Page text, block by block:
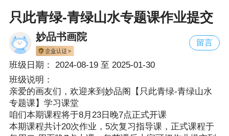
只此青绿-青绿山水专题课作业提交
妙品书画院
留言
班级日期： 2024-08-19至 2025-01-30
班级说明：
亲爱的画友们，欢迎来到妙品阁【只此青绿-青绿山水
专题课】学习课堂
咱们本期课程将于8月23日晚7点正式开课
本期课程共计20次作业，5次复习指导课，正式课程于